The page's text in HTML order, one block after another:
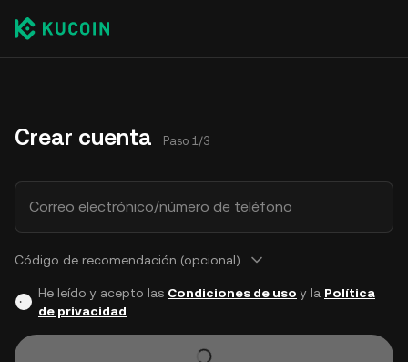
Crear cuenta Paso 1/3
Correo electrónico/número de teléfono
Código de recomendación (opcional)
He leído y acepto las Condiciones de uso y la Política
de privacidad